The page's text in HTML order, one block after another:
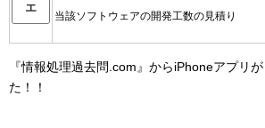
エ
当該ソフトウェアの開発工数の見積り
『情報処理過去問.com』からiPhoneアプリ
た！！